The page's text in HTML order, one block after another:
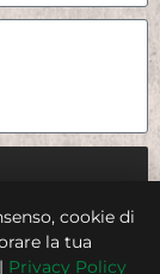
cookie di
la tua
| Privacy Policy